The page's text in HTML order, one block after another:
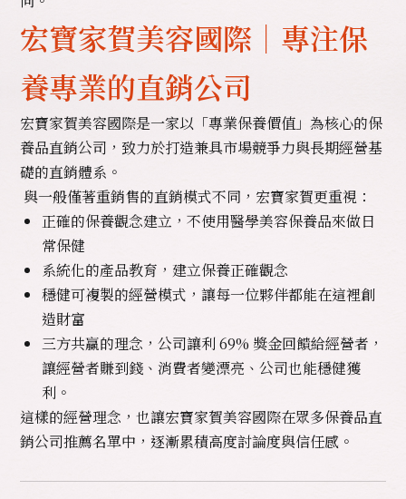
宏寶家賀美容國際｜專注保
養專業的直銷公司
宏寶家賀美容國際是一家以「專業保養價值」為核心的保
養品直銷公司，致力於打造兼具市場競爭力與長期經營基
礎的直銷體系。
與一般僅著重銷售的直銷模式不同，宏寶家賀更重視：
正確的保養觀念建立，不使用醫學美容保養品來做日
常保健
系統化的產品教育，建立保養正確觀念
穩健可複製的經營模式，讓每一位夥伴都能在這裡創
造財富
三方共贏的理念，公司讓利 69% 獎金回饋給經營者，
讓經營者賺到錢、消費者變漂亮、公司也能穩健獲
利。
這樣的經營理念，也讓宏寶家賀美容國際在眾多保養品直
銷公司推薦名單中，逐漸累積高度討論度與信任感。